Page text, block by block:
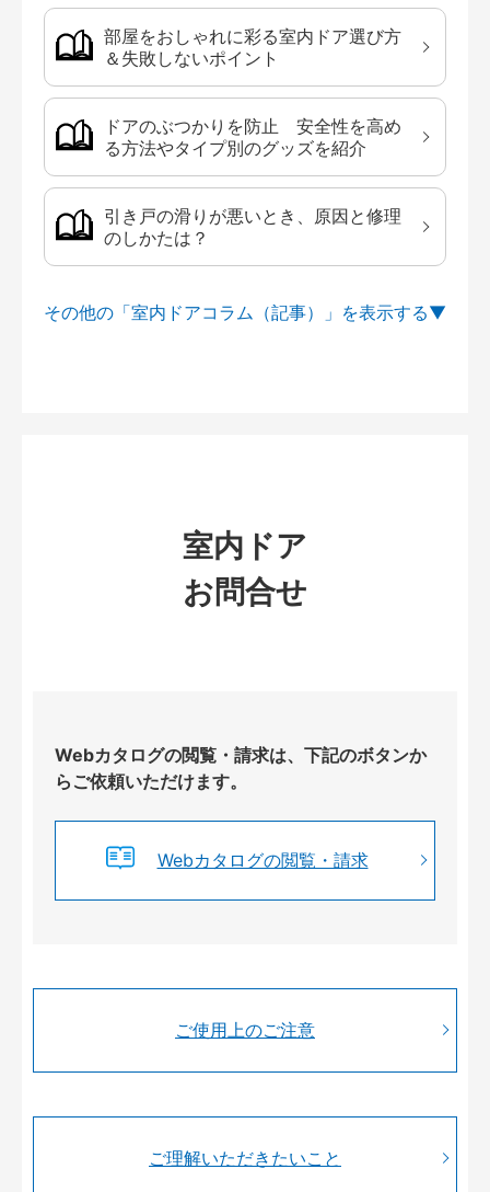
部屋をおしゃれに彩る室内ドア選び方
＆失敗しないポイント
ドアのぶつかりを防止 安全性を高め
る方法やタイプ別のグッズを紹介
引き戸の滑りが悪いとき、原因と修理
のしかたは？
その他の「室内ドアコラム（記事）」を
室内ドア
お問合せ
Webカタログの閲覧・請求は、下記のボタンか
らご依頼いただけます。
Webカタログの閲覧・請求
ご使用上のご注意
ご理解いただきたいこと